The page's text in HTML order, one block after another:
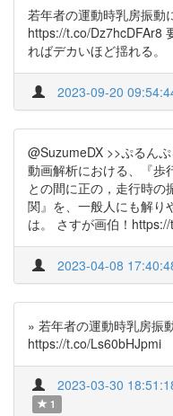
若年者の運動時乳房振動
https://t.co/Dz7hcDFAr8
ればデカいほど揺れる。
2023-09-20
@SuzumeDX >>ぷるん
動画解析における、『歩
との間に正の，走行時
関』を、一般人にも解り
は。 さすが画伯！
2023-04-08
» 若年者の運動時乳房振
https://t.co/Ls60bHJpmi
2023-03-30
1